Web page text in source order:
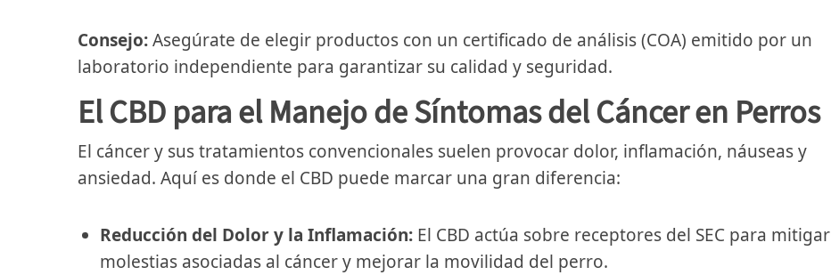
Consejo:Asegúrate de elegir productos con un certificado de análisis (COA) emitido por un
laboratorio independiente para garantizar su calidad y seguridad.
El CBD para el Manejo de Síntomas del Cáncer en Perros
El cáncer y sus tratamientos convencionales suelen provocar dolor, inflamación, náuseas y
ansiedad. Aquí es donde el CBD puede marcar una gran diferencia:
Reducción del Dolor y la Inflamación: El CBD actúa sobre receptores del SEC para mitigar
molestias asociadas al cáncer y mejorar la movilidad del perro.